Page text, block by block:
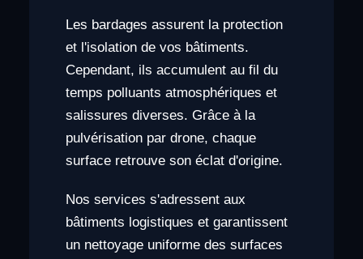
Les bardages assurent la protection
et l'isolation de vos bâtiments.
Cependant, ils accumulent au fil du
temps polluants atmosphériques et
salissures diverses. Grâce à la
pulvérisation par drone, chaque
surface retrouve son éclat d'origine.
Nos services s'adressent aux
bâtiments logistiques et garantissent
un nettoyage uniforme des surfaces